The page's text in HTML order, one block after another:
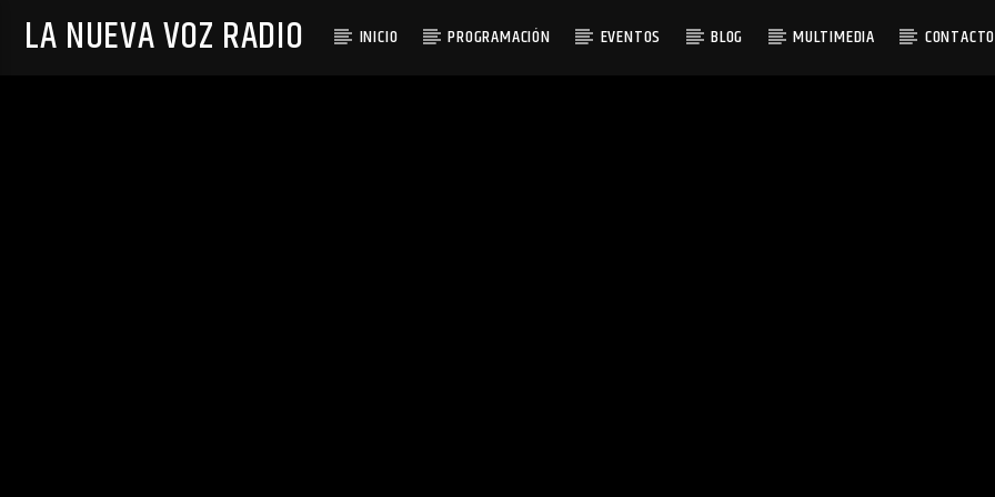
LA NUEVA VOZ RADIO INICIO PROGRAMACIÓN EVENTOS BLOG MULTIMEDIA CONTACTO